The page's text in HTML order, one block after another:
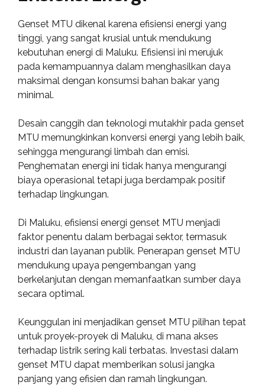
Genset MTU dikenal karena efisiensi energi yang
tinggi, yang sangat krusial untuk mendukung
kebutuhan energi di Maluku. Efisiensi ini merujuk
pada kemampuannya dalam menghasilkan daya
maksimal dengan konsumsi bahan bakar yang
minimal.
Desain canggih dan teknologi mutakhir pada genset
MTU memungkinkan konversi energi yang lebih baik,
sehingga mengurangi limbah dan emisi.
Penghematan energi ini tidak hanya mengurangi
biaya operasional tetapi juga berdampak positif
terhadap lingkungan.
Di Maluku, efisiensi energi genset MTU menjadi
faktor penentu dalam berbagai sektor, termasuk
industri dan layanan publik. Penerapan genset MTU
mendukung upaya pengembangan yang
berkelanjutan dengan memanfaatkan sumber daya
secara optimal.
Keunggulan ini menjadikan genset MTU pilihan tepat
untuk proyek-proyek di Maluku, di mana akses
terhadap listrik sering kali terbatas. Investasi dalam
genset MTU dapat memberikan solusi jangka
panjang yang efisien dan ramah lingkungan.